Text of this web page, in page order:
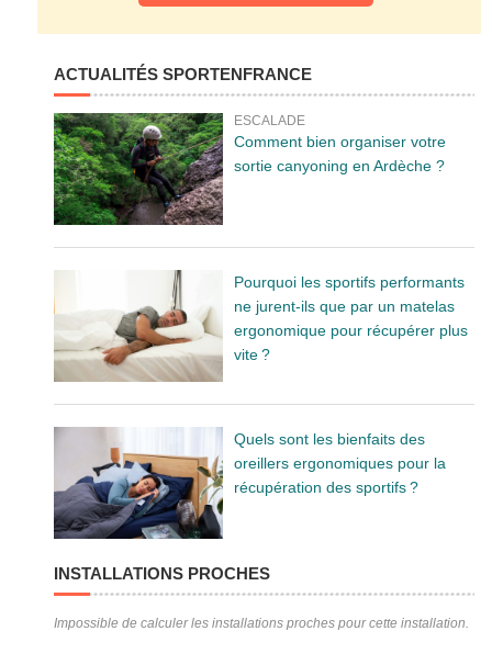
ACTUALITÉS SPORTENFRANCE
ESCALADE
Comment bien organiser votre
sortie canyoning en Ardèche ?
Pourquoi les sportifs performants
ne jurent-ils que par un matelas
ergonomique pour récupérer plus
vite ?
Quels sont les bienfaits des
oreillers ergonomiques pour la
récupération des sportifs ?
INSTALLATIONS PROCHES
Impossible de calculer les installations proches pour cette installation.